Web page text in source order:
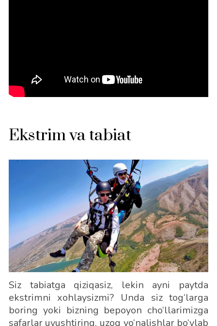
Ekstrim va tabiat
Siz tabiatga qiziqasiz, lekin ayni paytda
ekstrimni xohlaysizmi? Unda siz tog‘larga
boring yoki bizning bepoyon cho‘llarimizga
safarlar uyushtiring, uzoq yo‘nalishlar bo‘ylab